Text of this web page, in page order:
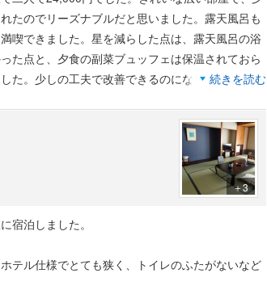
たのでリーズナブルだと思いました。露天風呂も
喫できました。星を減らした点は、露天風呂の浴
た点と、夕食の副菜ブュッフェは保温されておら
た。少しの工夫で改善できるのになと思いまし
続きを読む
＋3
宿泊しました。
テル仕様でとても狭く、トイレのふたがないなど